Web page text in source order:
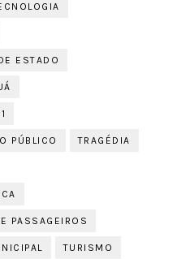
ESTADO
PÚBLICO TRAGÉDIA
PASSAGEIROS
TURISMO